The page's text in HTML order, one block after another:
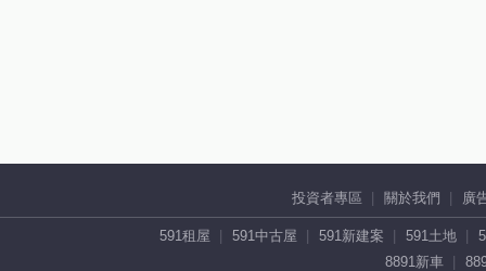
投資者專區 關於我們 廣
591租屋 591中古屋 591新建案 591土地
8891新車